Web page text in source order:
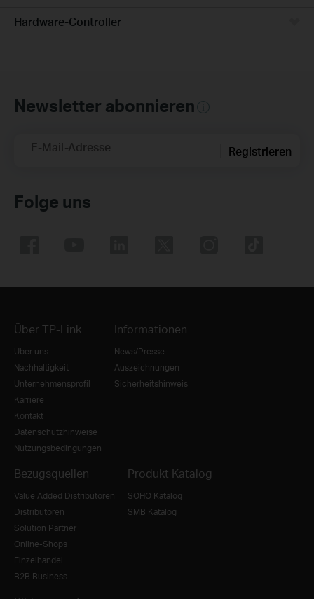
Hardware-Controller
Newsletter abonnieren
E-Mail-Adresse Registrieren
Folge uns
Über TP-Link
Über uns
Nachhaltigkeit
Unternehmensprofil
Karriere
Kontakt
Datenschutzhinweise
Nutzungsbedingungen
Informationen
News/Presse
Auszeichnungen
Sicherheitshinweis
Bezugsquellen
Value Added Distributoren
Distributoren
Solution Partner
Online-Shops
Einzelhandel
B2B Business
Produkt Katalog
SOHO Katalog
SMB Katalog